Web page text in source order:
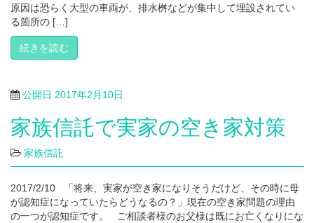
原因は恐らく大型の車両が、排水桝などが集中して埋設されてい
る箇所の […]
続きを読む
公開日 2017年2月10日
家族信託で実家の空き家対策
家族信託
2017/2/10 「将来、実家が空き家になりそうだけど、その時に母
が認知症になっていたらどうなるの？」現在の空き家問題の理由
の一つが認知症です。 ご相談者様のお父様は既にお亡くなりにな